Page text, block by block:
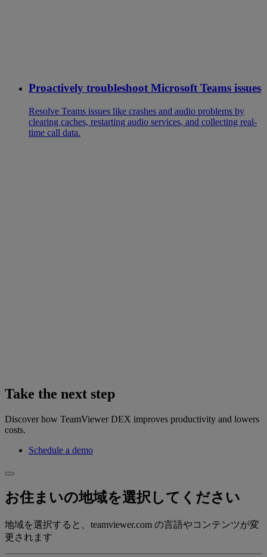
Proactively troubleshoot Microsoft Teams issues
Resolve Teams issues like crashes and audio problems by
clearing caches, restarting audio services, and collecting real-
time call data.
Take the next step
Discover how TeamViewer DEX improves productivity and lowers
costs.
Schedule a demo
お住まいの地域を選択してください
地域を選択すると、teamviewer.com の言語やコンテンツが変
更されます